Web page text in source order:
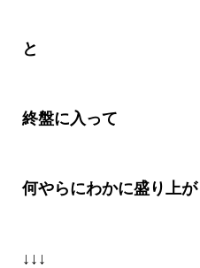
と
終盤に入って
何やらにわかに盛り上
↓↓↓